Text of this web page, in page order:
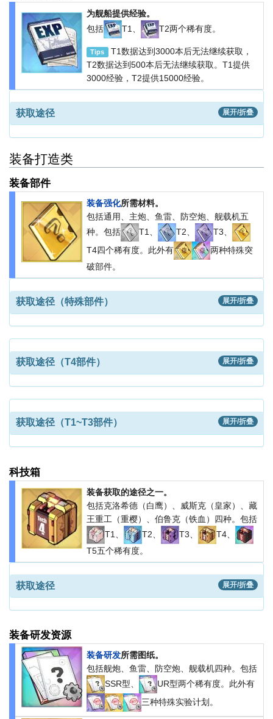
为舰船提供经验。
包括
T1、 T2两个稀有度。
Tips T1数据达到3000本后无法继续获取，
T2数据达到500本后无法继续获取。T1提供
3000经验，T2提供15000经验。
获取途径 展开/折叠
装备打造类
装备部件
装备强化所需材料。
包括通用、主炮、鱼雷、防空炮、舰载机五
种。包括
T1、 T2、
T3、
T4四个稀有度。此外有
两种特殊突
破部件。
获取途径（特殊部件） 展开/折叠
获取途径（T4部件） 展开/折叠
获取途径（T1~T3部件） 展开/折叠
科技箱
装备获取的途径之一。
包括克洛希德（白鹰）、威斯克（皇家）、藏
王重工（重樱）、伯鲁克（铁血）四种。包括
T1、
T2、 T3、
T4、
T5五个稀有度。
获取途径 展开/折叠
装备研发资源
装备研发所需图纸。
包括舰炮、鱼雷、防空炮、舰载机四种。包括
SSR型、
UR型两个稀有度。此外有
三种特殊实验计划。